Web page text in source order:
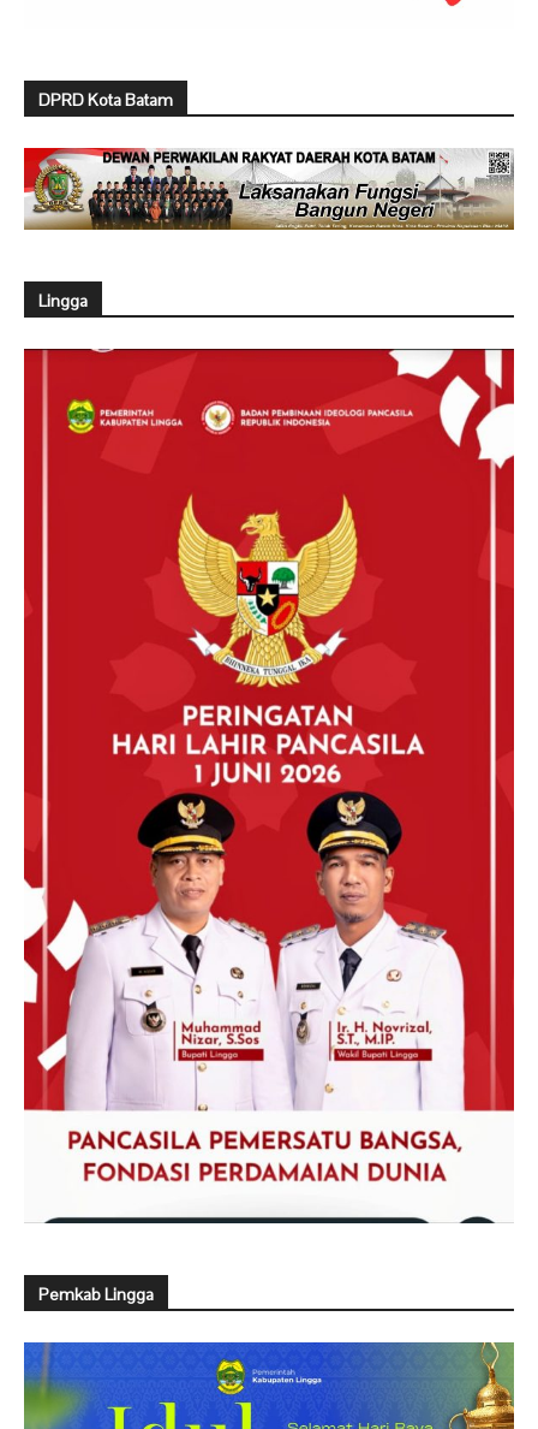
DPRD Kota Batam
Lingga
Pemkab Lingga